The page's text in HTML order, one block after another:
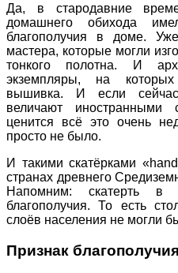
Да, в стародавние
домашнего обихода
благополучия в доме.
мастера, которые могли
тонкого полотна. И
экземпляры, на которых
вышивка. И если
величают
ценится всё это очень
просто не было.
И такими скатёрками
странах древнего
Напомним: скатерть
благополучия. То есть
слоёв населения не могли
Признак